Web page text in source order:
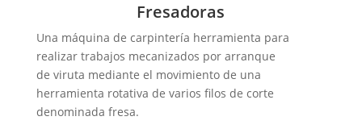
Fresadoras
Una máquina de carpintería herramienta para
realizar trabajos mecanizados por arranque
de viruta mediante el movimiento de una
herramienta rotativa de varios filos de corte
denominada fresa.